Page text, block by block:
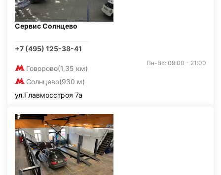
Сервис Солнцево
+7 (495) 125-38-41
Говорово(1,35 км)
Солнцево(930 м)
Пн-Вс: 09:00 - 21:00
ул.Главмосстроя 7а